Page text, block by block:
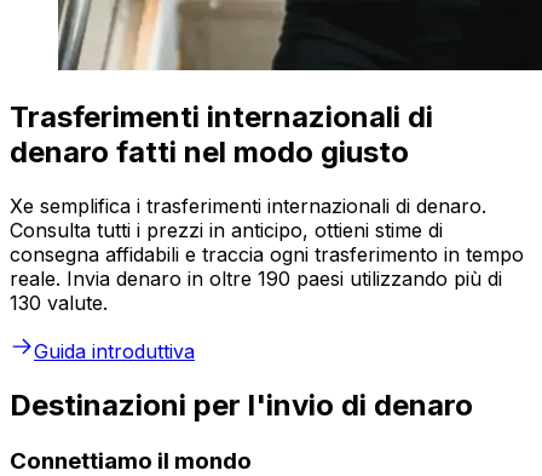
Trasferimenti internazionali di
denaro fatti nel modo giusto
Xe semplifica i trasferimenti internazionali di denaro.
Consulta tutti i prezzi in anticipo, ottieni stime di
consegna affidabili e traccia ogni trasferimento in tempo
reale. Invia denaro in oltre 190 paesi utilizzando più di
130 valute.
Guida introduttiva
Destinazioni per l'invio di denaro
Connettiamo il mondo